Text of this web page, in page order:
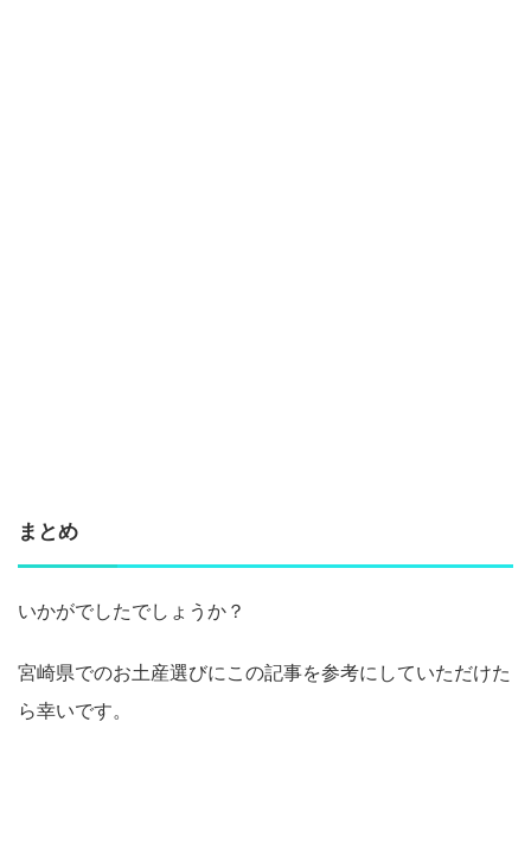
まとめ
いかがでしたでしょうか？
宮崎県でのお土産選びにこの記事を参考にしていただけた
ら幸いです。